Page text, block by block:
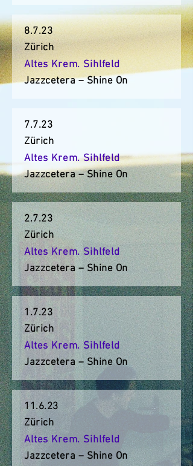
8.7.23
Zürich
Altes Krem. Sihlfeld
Jazzcetera – Shine On
7.7.23
Zürich
Altes Krem. Sihlfeld
Jazzcetera – Shine On
2.7.23
Zürich
Altes Krem. Sihlfeld
Jazzcetera – Shine On
1.7.23
Zürich
Altes Krem. Sihlfeld
Jazzcetera – Shine On
11.6.23
Zürich
Altes Krem. Sihlfeld
Jazzcetera – Shine On